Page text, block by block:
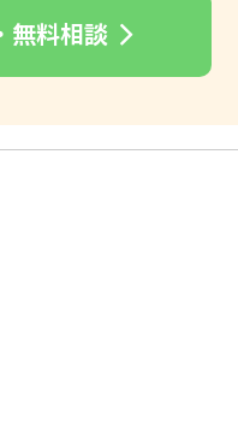
無料相談